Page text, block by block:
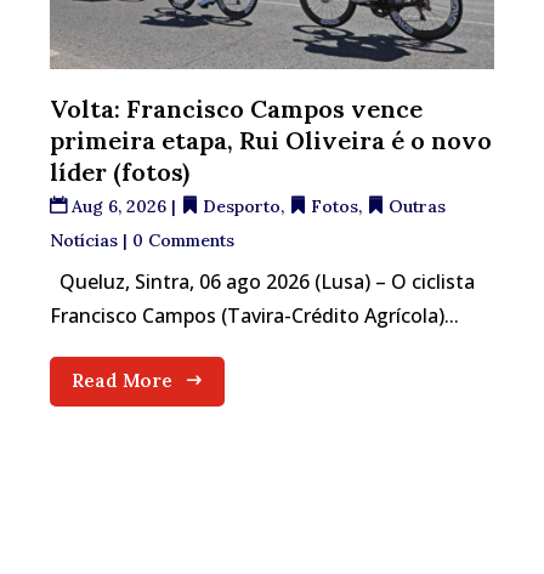
Volta: Francisco Campos vence
primeira etapa, Rui Oliveira é o novo
líder (fotos)
Aug 6, 2026 | Desporto, Fotos,
Outras
Notícias | 0 Comments
Queluz, Sintra, 06 ago 2026 (Lusa) – O ciclista
Francisco Campos (Tavira-Crédito Agrícola)...
Read More